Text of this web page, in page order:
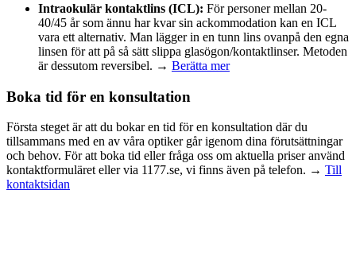
Intraokulär kontaktlins (ICL): För personer mellan 20-
40/45 år som ännu har kvar sin ackommodation kan en ICL
vara ett alternativ. Man lägger in en tunn lins ovanpå den egna
linsen för att på så sätt slippa glasögon/kontaktlinser. Metoden
är dessutom reversibel. → Berätta mer
Boka tid för en konsultation
Första steget är att du bokar en tid för en konsultation där du
tillsammans med en av våra optiker går igenom dina förutsättningar
och behov. För att boka tid eller fråga oss om aktuella priser använd
kontaktformuläret eller via 1177.se, vi finns även på telefon. → Till
kontaktsidan